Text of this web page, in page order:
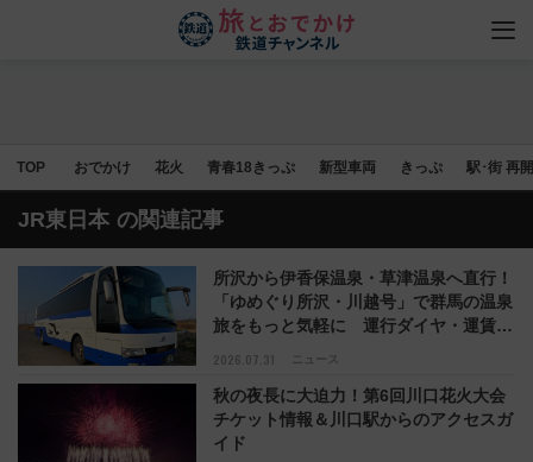
TOP おでかけ 花火 青春18きっぷ 新型車両 きっぷ 駅･街 再
JR東日本 の関連記事
2026.07.31 ニュース
所沢から伊香保温泉・草津温泉へ直行！
「ゆめぐり所沢・川越号」で群馬の温泉
旅をもっと気軽に 運行ダイヤ・運賃を
秋の夜長に大迫力！第6回川口花火大会
チケット情報＆川口駅からのアクセスガ
イド